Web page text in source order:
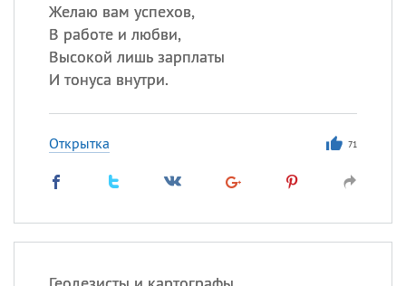
Желаю вам успехов,
В работе и любви,
Высокой лишь зарплаты
И тонуса внутри.
Открытка 71